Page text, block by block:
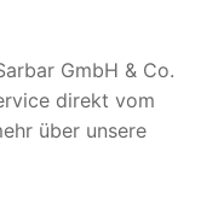
GmbH & Co.
direkt vom
über unsere